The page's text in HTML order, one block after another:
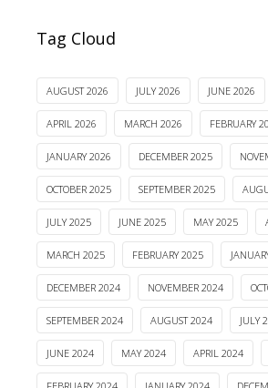
Tag Cloud
AUGUST 2026 JULY 2026 JUNE 2026
APRIL 2026 MARCH 2026 FEBRUARY
JANUARY 2026 DECEMBER 2025
OCTOBER 2025 SEPTEMBER 2025
JULY 2025 JUNE 2025 MAY 2025
MARCH 2025 FEBRUARY 2025
DECEMBER 2024 NOVEMBER 2024
SEPTEMBER 2024 AUGUST 2024 JULY
JUNE 2024 MAY 2024 APRIL 2024